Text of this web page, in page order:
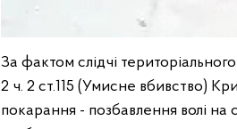
За фактом слідчі
2 ч. 2 ст.115 (Умисне вбивство)
покарання - позбавлення волі на